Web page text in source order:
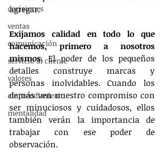
decisiones
ventas
comunicación
servicio al cliente
valores
emprendimiento
mentalidad
agregar.
Exijamos calidad en todo lo que
hacemos, primero a nosotros
mismos. El poder de los pequeños
detalles construye marcas y
personas inolvidables. Cuando los
demás ven nuestro compromiso con
ser minuciosos y cuidadosos, ellos
también verán la importancia de
trabajar con ese poder de
observación.